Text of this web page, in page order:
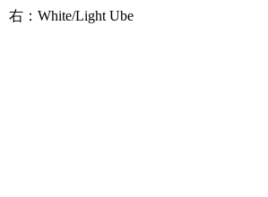
右：White/Light Ube